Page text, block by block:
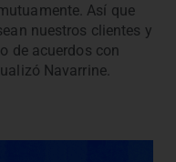
Así que
nuestros clientes y
de acuerdos con
Navarrine.